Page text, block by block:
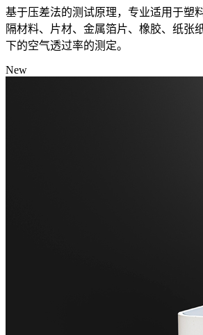
基于压差法的测试原理，专业适用于塑
隔材料、片材、金属箔片、橡胶、纸张
下的空气透过率的测定。
New